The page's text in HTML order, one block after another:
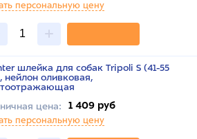
персональную цену
шлейка для собак Tripoli S (41-55
нейлон оливковая,
цена:
1 409 руб
персональную цену